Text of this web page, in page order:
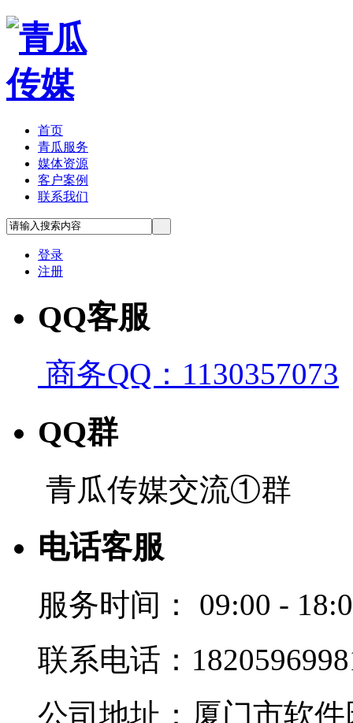
首页
青瓜服务
媒体资源
客户案例
联系我们
登录
注册
QQ客服
商务QQ：1130357073
QQ群
青瓜传媒交流①群
电话客服
服务时间：
09:00 -
联系电话：
公司地址：厦门市软